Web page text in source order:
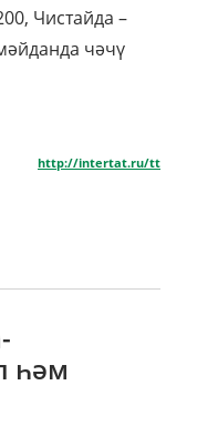
Чистайда –
чәчү
http://intertat.ru/tt
һәм